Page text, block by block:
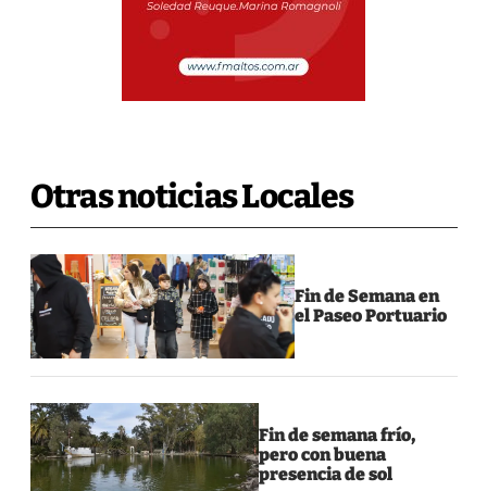
Otras noticias Locales
Fin de Semana en
el Paseo Portuario
Fin de semana frío,
pero con buena
presencia de sol